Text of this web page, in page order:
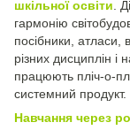
шкільної освіти .
гармонію
посібники, атласи,
різних дисциплін і
працюють пліч-о-
системний продукт.
Навчання через